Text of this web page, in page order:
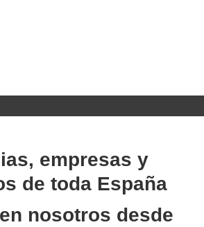
empresas y
de toda España
en nosotros desde